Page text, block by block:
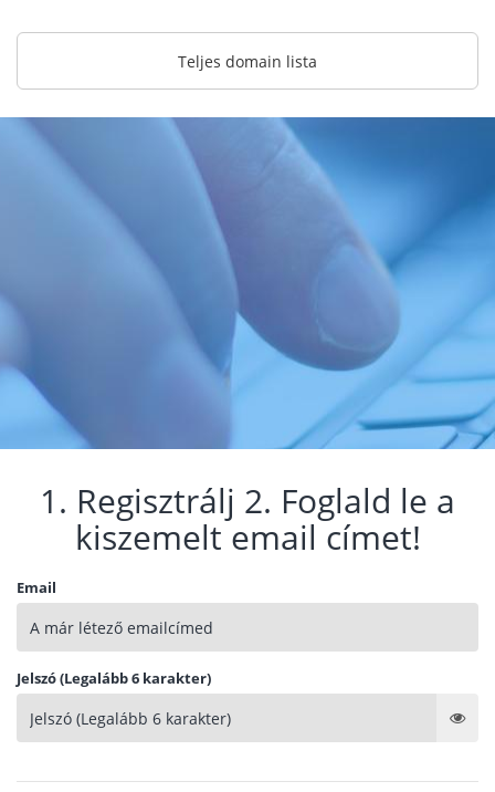
Teljes domain lista
1. Regisztrálj 2. Foglald le a
kiszemelt email címet!
Email
Jelszó (Legalább 6 karakter)